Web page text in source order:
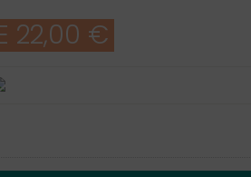
22,00 €